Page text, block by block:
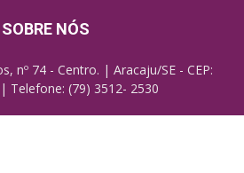
SOBRE NÓS
nº 74 - Centro. | Aracaju/SE - CEP:
Telefone: (79) 3512- 2530